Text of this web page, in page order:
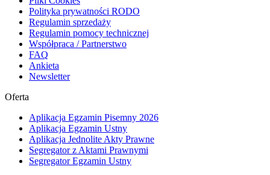
Polityka prywatności RODO
Regulamin sprzedaży
Regulamin pomocy technicznej
Współpraca / Partnerstwo
FAQ
Ankieta
Newsletter
Oferta
Aplikacja Egzamin Pisemny 2026
Aplikacja Egzamin Ustny
Aplikacja Jednolite Akty Prawne
Segregator z Aktami Prawnymi
Segregator Egzamin Ustny